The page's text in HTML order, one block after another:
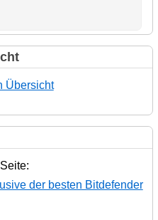
Übersicht
der besten Bitdefender